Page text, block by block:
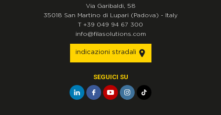
Via Garibaldi, 58
35018 San Martino di Lupari (Padova) - Italy
T +39 049 94 67 300
info@filasolutions.com
indicazioni stradali
SEGUICI SU